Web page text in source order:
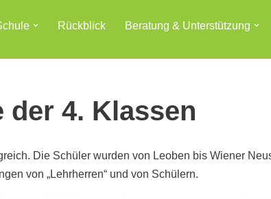
Rückblick Beratung & Unterstützung
der 4. Klassen
Die Schüler wurden von Leoben bis Wiener
von „Lehrherren“ und von Schülern.